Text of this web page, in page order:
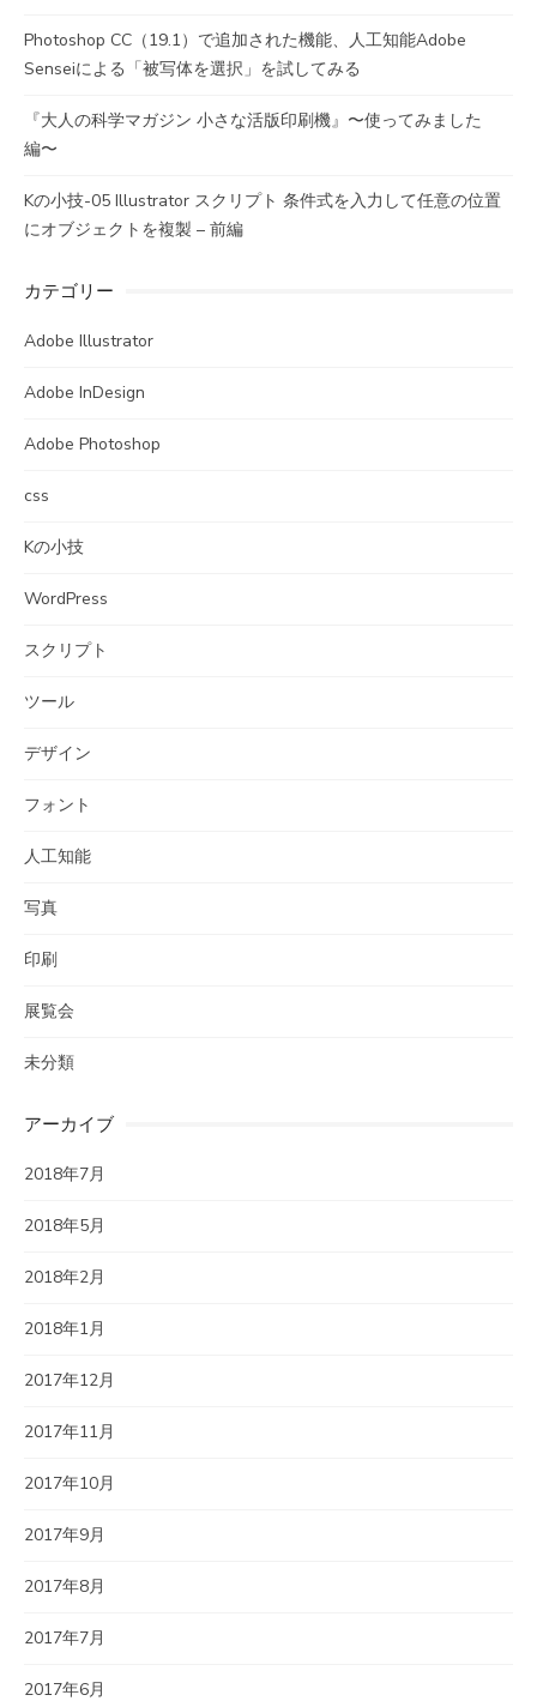
Photoshop CC（19.1）で追加された機能、人工知能Adobe
Senseiによる「被写体を選択」を試してみる
『大人の科学マガジン 小さな活版印刷機』〜使ってみました
編〜
Kの小技-05 Illustrator スクリプト 条件式を入力して任意の位置
にオブジェクトを複製 – 前編
カテゴリー
Adobe Illustrator
Adobe InDesign
Adobe Photoshop
css
Kの小技
WordPress
スクリプト
ツール
デザイン
フォント
人工知能
写真
印刷
展覧会
未分類
アーカイブ
2018年7月
2018年5月
2018年2月
2018年1月
2017年12月
2017年11月
2017年10月
2017年9月
2017年8月
2017年7月
2017年6月